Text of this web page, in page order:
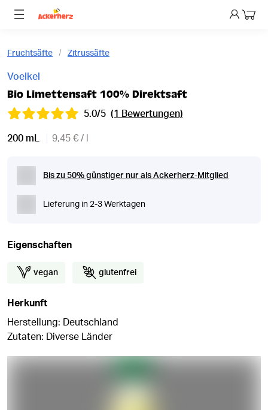
Dein
Fruchtsäfte Zitrussäfte
Voelkel
Bio Limettensaft 100% Direktsaft
5.0/5 (1 Bewertungen)
200 mL 9,45 € / l
Bis zu 50% günstiger nur als Ackerherz-Mitglied
Lieferung in 2-3 Werktagen
Eigenschaften
vegan glutenfrei
Herkunft
Herstellung: Deutschland
Zutaten: Diverse Länder